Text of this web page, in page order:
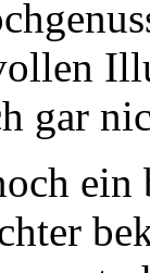
gar
ein